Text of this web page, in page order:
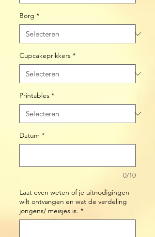
Borg *
Cupcakeprikkers *
Printables *
Datum *
0/10
Laat even weten of je uitnodigingen
wilt ontvangen en wat de verdeling
jongens/ meisjes is. *